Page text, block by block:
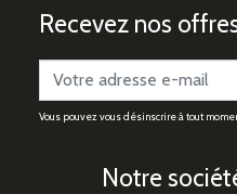
Recevez nos
Vous pouvez vous désinscrire à tout
Notre